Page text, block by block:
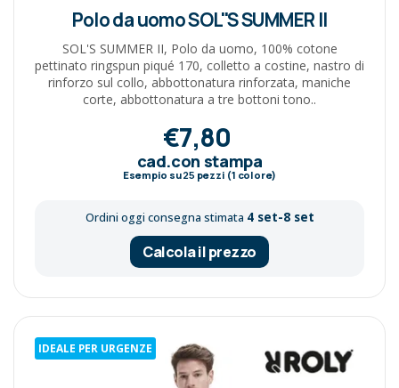
Polo da uomo SOL''S SUMMER II
SOL'S SUMMER II, Polo da uomo, 100% cotone
pettinato ringspun piqué 170, colletto a costine, nastro di
rinforzo sul collo, abbottonatura rinforzata, maniche
corte, abbottonatura a tre bottoni tono..
€7,80
cad.con stampa
Esempio su25 pezzi (1 colore)
Ordini oggi consegna stimata 4 set-8 set
Calcola il prezzo
IDEALE PER URGENZE